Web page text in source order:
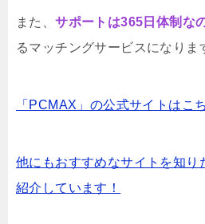
また、サポートは365日体制な
るマッチングサービスになりま
「PCMAX」の公式サイトはこ
他にもおすすめなサイトを知り
紹介しています！